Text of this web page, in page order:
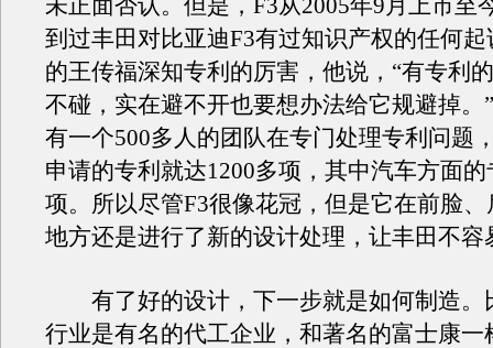
未正面否认。但是，F3从2005年9月上市至
到过丰田对比亚迪F3有过知识产权的任何
的王传福深知专利的厉害，他说，“有专利
不碰，实在避不开也要想办法给它规避掉。
有一个500多人的团队在专门处理专利问题
申请的专利就达1200多项，其中汽车方面
项。所以尽管F3很像花冠，但是它在前脸
地方还是进行了新的设计处理，让丰田不容
有了好的设计，下一步就是如何制造。
行业是有名的代工企业，和著名的富士康一